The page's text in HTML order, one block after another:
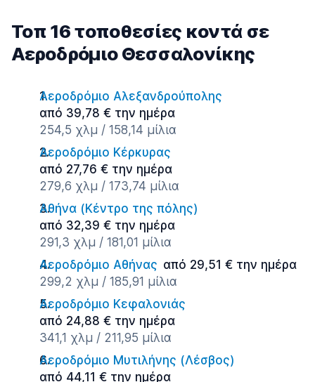
Τοπ 16 τοποθεσίες κοντά σε
Αεροδρόμιο Θεσσαλονίκης
Αεροδρόμιο Αλεξανδρούπολης
από 39,78 € την ημέρα
254,5 χλμ / 158,14 μίλια
Αεροδρόμιο Κέρκυρας
από 27,76 € την ημέρα
279,6 χλμ / 173,74 μίλια
Αθήνα (Κέντρο της πόλης)
από 32,39 € την ημέρα
291,3 χλμ / 181,01 μίλια
Αεροδρόμιο Αθήνας από 29,51 € την ημέρα
299,2 χλμ / 185,91 μίλια
Αεροδρόμιο Κεφαλονιάς
από 24,88 € την ημέρα
341,1 χλμ / 211,95 μίλια
Αεροδρόμιο Μυτιλήνης (Λέσβος)
από 44,11 € την ημέρα